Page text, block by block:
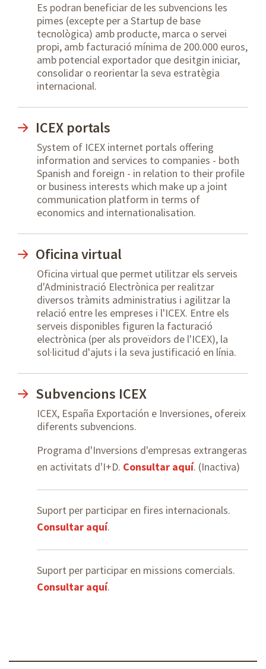
Es podran beneficiar de les subvencions les
pimes (excepte per a Startup de base
tecnològica) amb producte, marca o servei
propi, amb facturació mínima de 200.000 euros,
amb potencial exportador que desitgin iniciar,
consolidar o reorientar la seva estratègia
internacional.
ICEX portals
System of ICEX internet portals offering
information and services to companies - both
Spanish and foreign - in relation to their profile
or business interests which make up a joint
communication platform in terms of
economics and internationalisation.
Oficina virtual
Oficina virtual que permet utilitzar els serveis
d'Administració Electrònica per realitzar
diversos tràmits administratius i agilitzar la
relació entre les empreses i l'ICEX. Entre els
serveis disponibles figuren la facturació
electrònica (per als proveïdors de l'ICEX), la
sol·licitud d'ajuts i la seva justificació en línia.
Subvencions ICEX
ICEX, España Exportación e Inversiones, ofereix
diferents subvencions.
Programa d'Inversions d'empresas extrangeras
en activitats d'I+D. Consultar aquí. (Inactiva)
Suport per participar en fires internacionals.
Consultar aquí.
Suport per participar en missions comercials.
Consultar aquí.